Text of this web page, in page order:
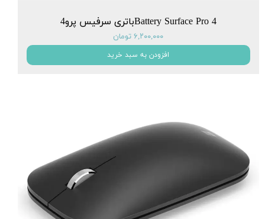
Battery Surface Pro 4باتری سرفیس پرو4
۶,۲۰۰,۰۰۰ تومان
افزودن به سبد خرید